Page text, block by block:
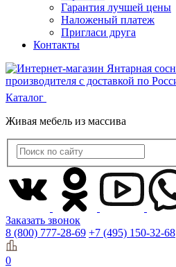
Гарантия лучшей цены
Наложеный платеж
Пригласи друга
Контакты
Каталог
Живая мебель из массива
Заказать звонок
8 (800) 777-28-69 +7 (495) 150-32-68
0